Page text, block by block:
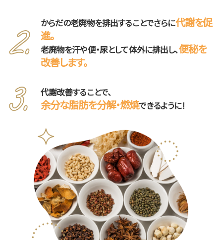
からだの老廃物を排出することでさらに代謝を促
進。
老廃物を汗や便・尿として体外に排出し、便秘を
改善します。
代謝改善することで、
余分な脂肪を分解・燃焼できるように！